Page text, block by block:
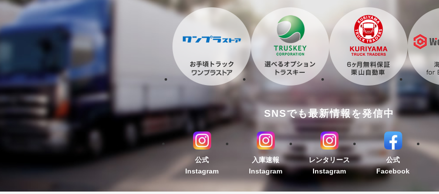
SNSでも最新情報を発信中
公式
Instagram
入庫速報
Instagram
レンタリース
Instagram
公式
Facebook